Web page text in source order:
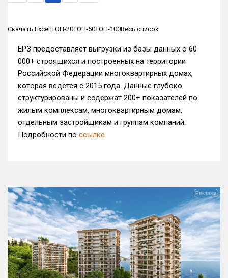
Скачать Excel:ТОП-20ТОП-50ТОП-100Весь список
ЕРЗ предоставляет выгрузки из базы данных о 60
000+ строящихся и построенных на территории
Российской Федерации многоквартирных домах,
которая ведётся с 2015 года. Данные глубоко
структурированы и содержат 200+ показателей по
жилым комплексам, многоквартирным домам,
отдельным застройщикам и группам компаний.
Подробности по ссылке